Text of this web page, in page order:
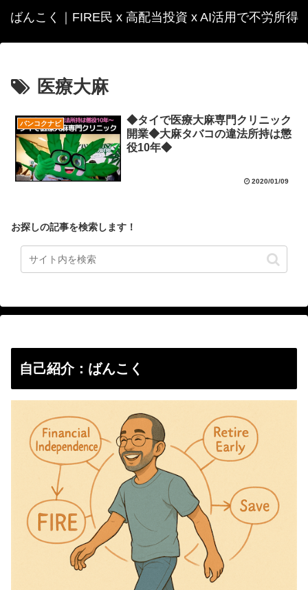
ばんこく｜FIRE民 x 高配当投資 x AI活用で不労所得
医療大麻
バンコクナビ
◆タイで医療大麻専門クリニック
開業◆大麻タバコの違法所持は懲
役10年◆
2020/01/09
お探しの記事を検索します！
自己紹介：ばんこく